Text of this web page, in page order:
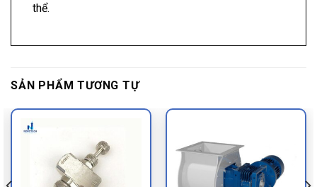
thể.
SẢN PHẨM TƯƠNG TỰ